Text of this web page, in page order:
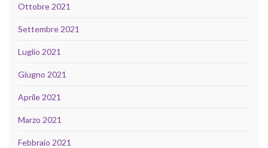
Ottobre 2021
Settembre 2021
Luglio 2021
Giugno 2021
Aprile 2021
Marzo 2021
Febbraio 2021